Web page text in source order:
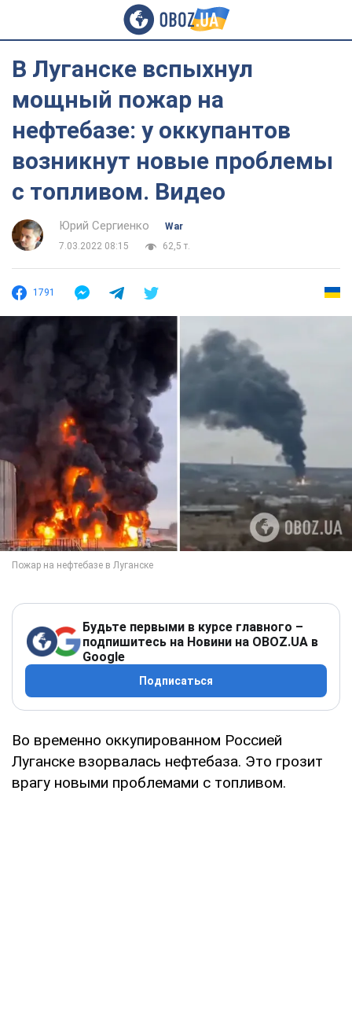
В Луганске вспыхнул
мощный пожар на
нефтебазе: у оккупантов
возникнут новые проблемы
с топливом. Видео
Юрий Сергиенко
War
7.03.2022 08:15
62,5 т.
1791
Будьте первыми в курсе главного –
подпишитесь на Новини на OBOZ.UA в
Google
Подписаться
Во временно оккупированном Россией
Луганске взорвалась нефтебаза. Это грозит
врагу новыми проблемами с топливом.